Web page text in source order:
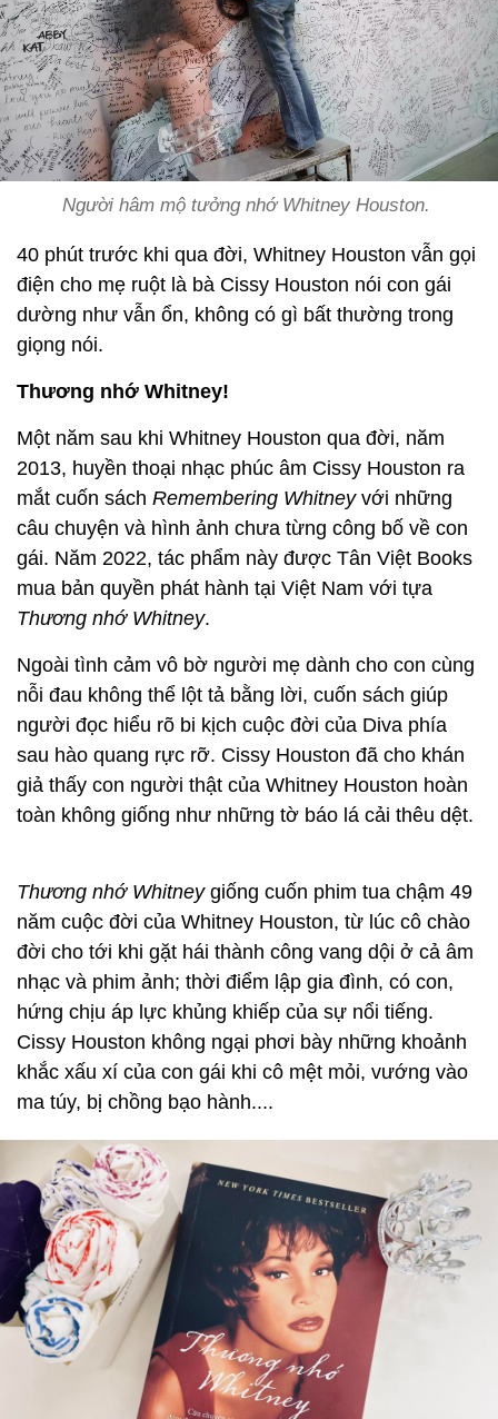
Người hâm mộ tưởng nhớ Whitney Houston.
40 phút trước khi qua đời, Whitney Houston vẫn gọi
điện cho mẹ ruột là bà Cissy Houston nói con gái
dường như vẫn ổn, không có gì bất thường trong
giọng nói.
Thương nhớ Whitney!
Một năm sau khi Whitney Houston qua đời, năm
2013, huyền thoại nhạc phúc âm Cissy Houston ra
mắt cuốn sách Remembering Whitney với những
câu chuyện và hình ảnh chưa từng công bố về con
gái. Năm 2022, tác phẩm này được Tân Việt Books
mua bản quyền phát hành tại Việt Nam với tựa
Thương nhớ Whitney.
Ngoài tình cảm vô bờ người mẹ dành cho con cùng
nỗi đau không thể lột tả bằng lời, cuốn sách giúp
người đọc hiểu rõ bi kịch cuộc đời của Diva phía
sau hào quang rực rỡ. Cissy Houston đã cho khán
giả thấy con người thật của Whitney Houston hoàn
toàn không giống như những tờ báo lá cải thêu dệt.
Thương nhớ Whitney giống cuốn phim tua chậm 49
năm cuộc đời của Whitney Houston, từ lúc cô chào
đời cho tới khi gặt hái thành công vang dội ở cả âm
nhạc và phim ảnh; thời điểm lập gia đình, có con,
hứng chịu áp lực khủng khiếp của sự nổi tiếng.
Cissy Houston không ngại phơi bày những khoảnh
khắc xấu xí của con gái khi cô mệt mỏi, vướng vào
ma túy, bị chồng bạo hành....